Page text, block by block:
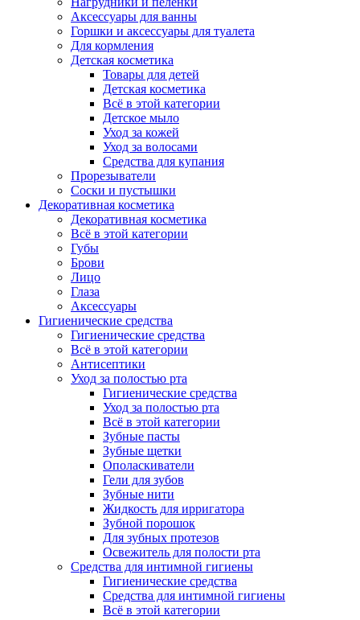
Аксессуары для ванны
Горшки и аксессуары для туалета
Для кормления
Детская косметика
Товары для детей
Детская косметика
Всё в этой категории
Детское мыло
Уход за кожей
Уход за волосами
Средства для купания
Прорезыватели
Соски и пустышки
Декоративная косметика
Декоративная косметика
Всё в этой категории
Губы
Брови
Лицо
Глаза
Аксессуары
Гигиенические средства
Гигиенические средства
Всё в этой категории
Антисептики
Уход за полостью рта
Гигиенические средства
Уход за полостью рта
Всё в этой категории
Зубные пасты
Зубные щетки
Ополаскиватели
Гели для зубов
Зубные нити
Жидкость для ирригатора
Зубной порошок
Для зубных протезов
Освежитель для полости рта
Средства для интимной гигиены
Гигиенические средства
Средства для интимной гигиены
Всё в этой категории